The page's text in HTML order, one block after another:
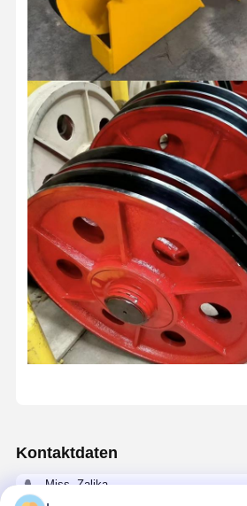
Kontaktdaten
Miss. Zalika